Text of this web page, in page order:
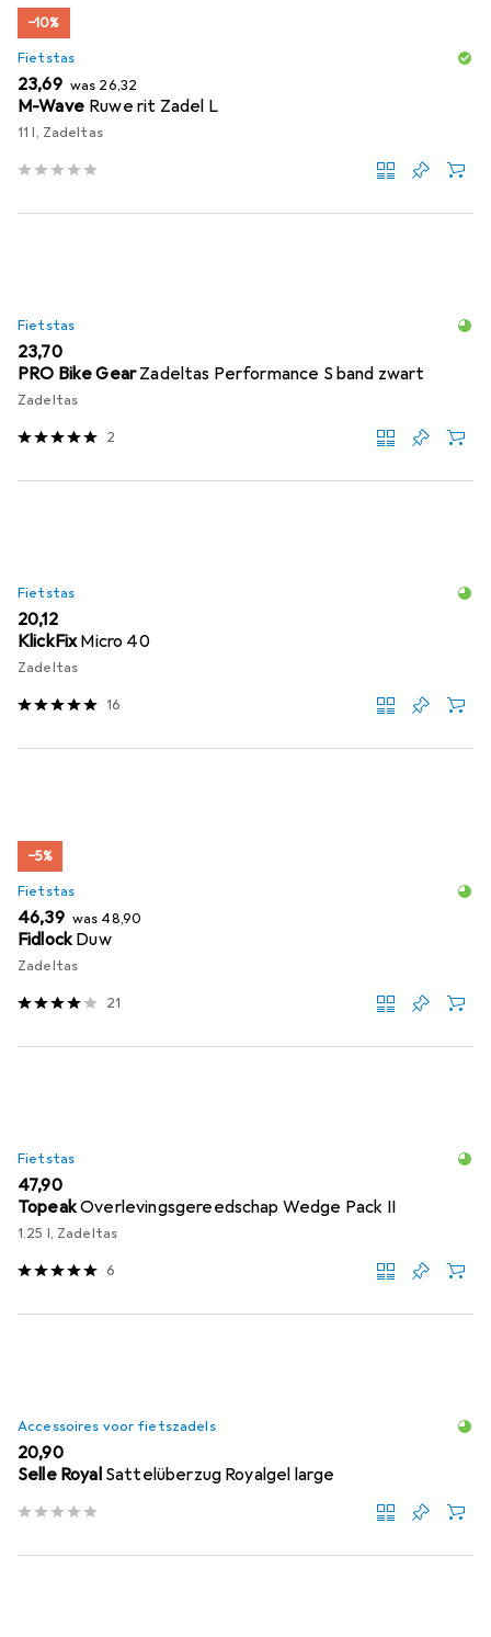
−10%
Fietstas
EUR
23,69 was EUR
26,32
M-Wave Ruwe rit Zadel L
11 l, Zadeltas
Fietstas
EUR
23,70
PRO Bike GearZadeltas Performance S band zwart
Zadeltas
2
Fietstas
EUR
20,12
KlickFixMicro 40
Zadeltas
16
−5%
Fietstas
EUR
46,39 was EUR
48,90
FidlockDuw
Zadeltas
21
Fietstas
EUR
47,90
TopeakOverlevingsgereedschap Wedge Pack II
1.25 l, Zadeltas
6
Accessoires voor fietszadels
EUR
20,90
Selle Royal Sattelüberzug Royalgel large